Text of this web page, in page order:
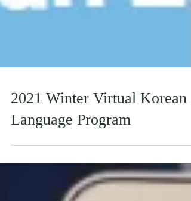
2021 Winter Virtual Korean
Language Program